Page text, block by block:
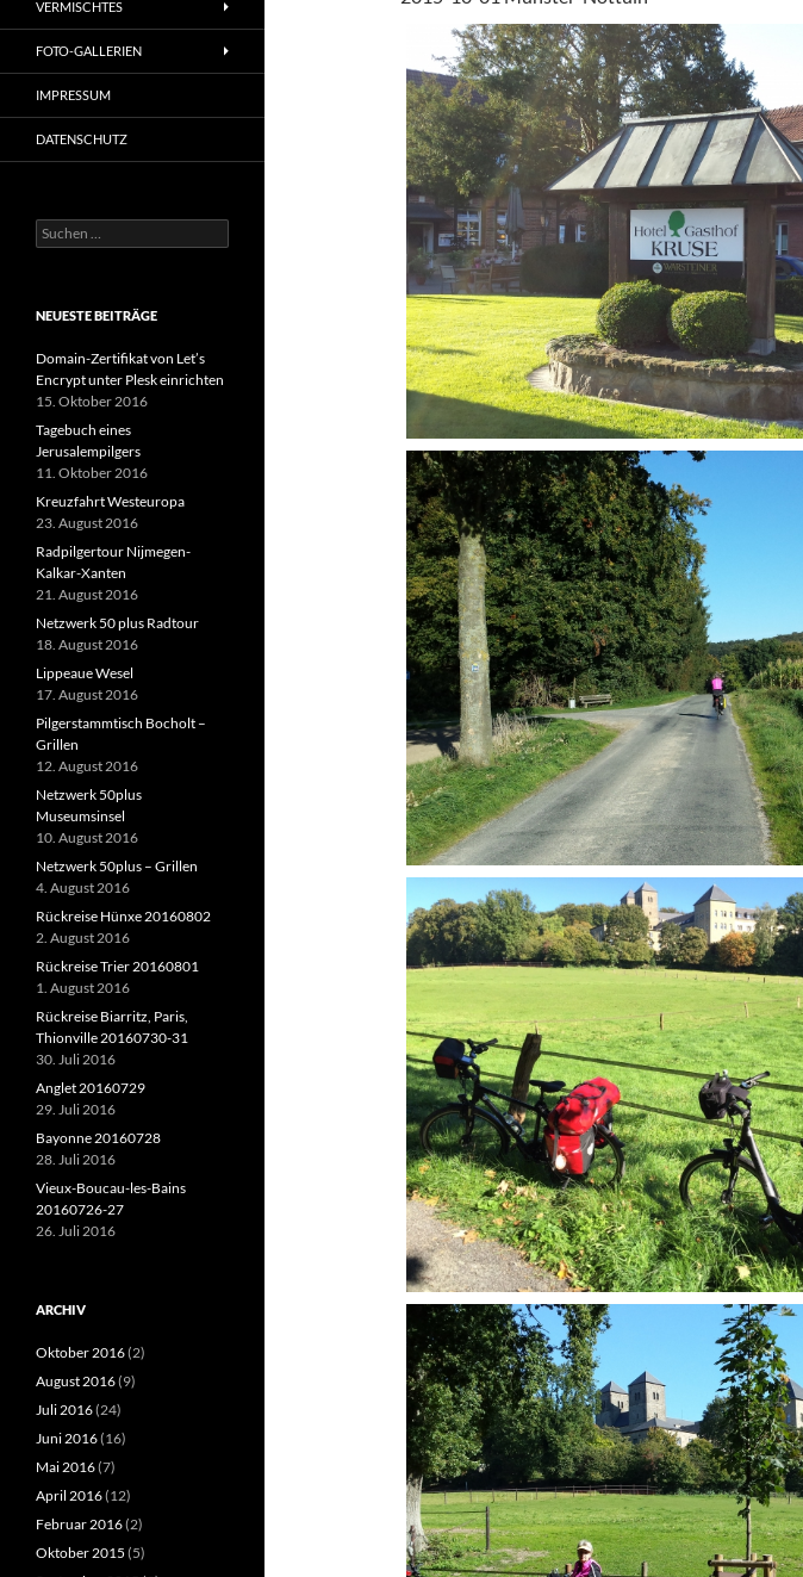
VERMISCHTES
FOTO-GALLERIEN
IMPRESSUM
DATENSCHUTZ
Suchen
nach:
NEUESTE BEITRÄGE
Domain-Zertifikat von Let’s
Encrypt unter Plesk einrichten
15. Oktober 2016
Tagebuch eines
Jerusalempilgers
11. Oktober 2016
Kreuzfahrt Westeuropa
23. August 2016
Radpilgertour Nijmegen-
Kalkar-Xanten
21. August 2016
Netzwerk 50 plus Radtour
18. August 2016
Lippeaue Wesel
17. August 2016
Pilgerstammtisch Bocholt –
Grillen
12. August 2016
Netzwerk 50plus
Museumsinsel
10. August 2016
Netzwerk 50plus – Grillen
4. August 2016
Rückreise Hünxe 20160802
2. August 2016
Rückreise Trier 20160801
1. August 2016
Rückreise Biarritz, Paris,
Thionville 20160730-31
30. Juli 2016
Anglet 20160729
29. Juli 2016
Bayonne 20160728
28. Juli 2016
Vieux-Boucau-les-Bains
20160726-27
26. Juli 2016
ARCHIV
Oktober 2016(2)
August 2016(9)
Juli 2016(24)
Juni 2016(16)
Mai 2016(7)
April 2016(12)
Februar 2016(2)
Oktober 2015 (5)